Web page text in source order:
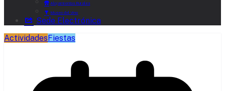
Alojamientos Rurales
Museo del Vino
Sede Electrónica
Actividades Fiestas